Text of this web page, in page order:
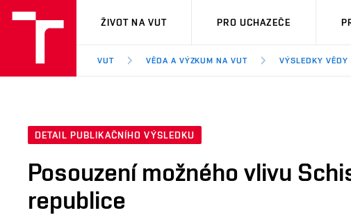
VUT
ŽIVOT NA VUT PRO UCHAZEČE
VUT VĚDA A VÝZKUM NA VUT VÝSLEDKY VĚDY
DETAIL PUBLIKAČNÍHO VÝSLEDKU
Posouzení možného vlivu
republice